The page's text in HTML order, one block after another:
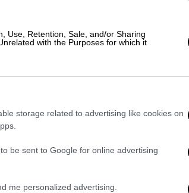
Use, Retention, Sale, and/or Sharing
with the Purposes for which it
storage related to advertising like cookies on
be sent to Google for online advertising
me personalized advertising.